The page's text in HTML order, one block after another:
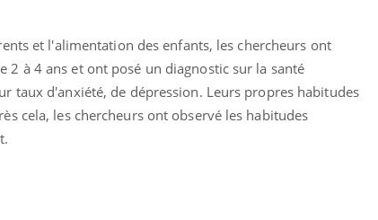
et l'alimentation des enfants, les chercheurs ont
à 4 ans et ont posé un diagnostic sur la santé
taux d'anxiété, de dépression. Leurs propres habitudes
cela, les chercheurs ont observé les habitudes
des femmes
empêche-t-elle
la nuit ?
jours de vos vacances ?
Fortes chaleurs :
pourquoi le risque de